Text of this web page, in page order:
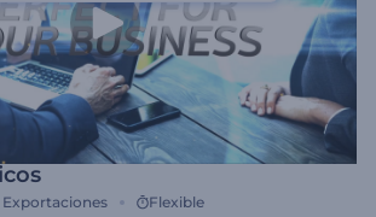
Exportaciones Flexible